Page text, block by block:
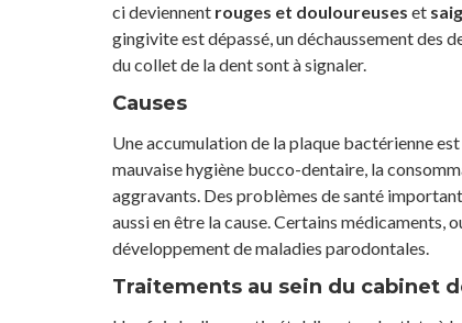
ci deviennent rouges et douloureuses et
gingivite est dépassé, un déchaussement des
du collet de la dent sont à signaler.
Causes
Une accumulation de la plaque bactérienne
mauvaise hygiène bucco-dentaire, la
aggravants. Des problèmes de santé
aussi en être la cause. Certains médicaments,
développement de maladies parodontales.
Traitements au sein du cabinet